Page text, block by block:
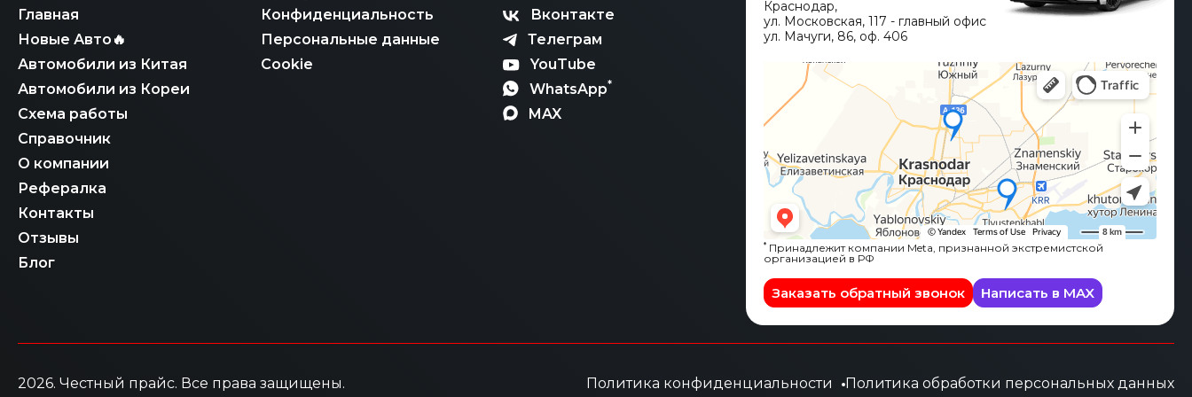
Главная
Новые Авто🔥
Автомобили из Китая
Автомобили из Кореи
Схема работы
Справочник
О компании
Рефералка
Контакты
Отзывы
Блог
Конфиденциальность
Персональные данные
Cookie
Вконтакте
Телеграм
YouTube
WhatsApp*
MAX
Краснодар,
ул. Московская, 117 - главный офис
ул. Мачуги, 86, оф. 406
*Принадлежит компании Meta, признанной экстремистской
организацией в РФ
Заказать обратный звонок Написать в MAX
2026. Честный прайс. Все права защищены. Политика конфиденциальности Политика обработки персональных данных